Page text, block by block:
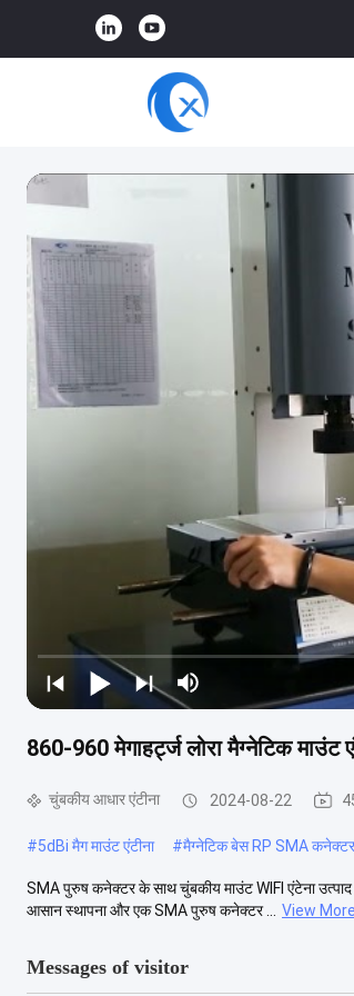
860-960 मेगाहर्ट्ज लोरा मैग्नेटिक
चुंबकीय आधार एंटीना 2024-08-22
#5dBi मैग माउंट एंटीना #मैग्नेटिक बेस RP SMA कनेक्टर
SMA पुरुष कनेक्टर के साथ चुंबकीय माउंट WIFI एंटेना
आसान स्थापना और एक SMA पुरुष कनेक्टर ...
View More
Messages of visitor